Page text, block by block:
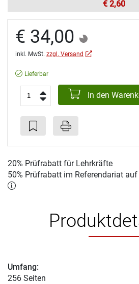
€ 2,60
€ 34,00
inkl. MwSt. zzgl. Versand
Lieferbar
In den
20% Prüfrabatt für Lehrkräfte
50% Prüfrabatt im Referendariat
Umfang:
256 Seiten